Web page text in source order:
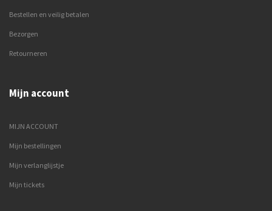
Bestellen en veilig betalen
Bezorgen
Retourneren
Mijn account
MIJN ACCOUNT
Mijn bestellingen
Mijn verlanglijstje
Mijn tickets